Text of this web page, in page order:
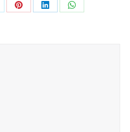
PartagerPartagerPartager